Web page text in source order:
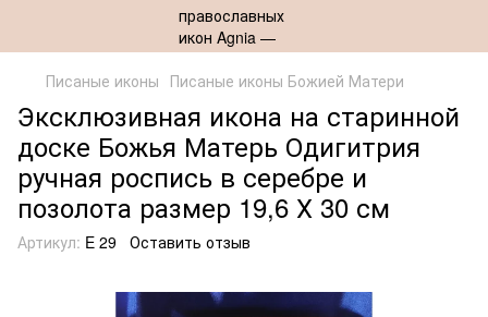
Писаные иконы Писаные иконы Божией Матери
Эксклюзивная икона на старинной
доске Божья Матерь Одигитрия
ручная роспись в серебре и
позолота размер 19,6 Х 30 см
Артикул: E 29 Оставить отзыв